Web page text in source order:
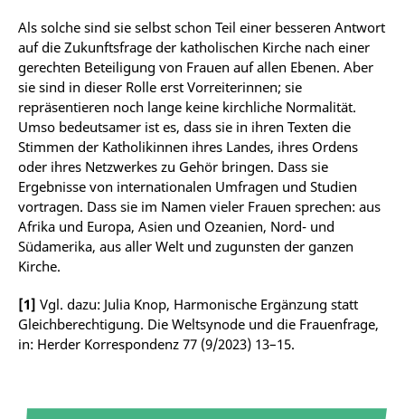
Als solche sind sie selbst schon Teil einer besseren Antwort
auf die Zukunftsfrage der katholischen Kirche nach einer
gerechten Beteiligung von Frauen auf allen Ebenen. Aber
sie sind in dieser Rolle erst Vorreiterinnen; sie
repräsentieren noch lange keine kirchliche Normalität.
Umso bedeutsamer ist es, dass sie in ihren Texten die
Stimmen der Katholikinnen ihres Landes, ihres Ordens
oder ihres Netzwerkes zu Gehör bringen. Dass sie
Ergebnisse von internationalen Umfragen und Studien
vortragen. Dass sie im Namen vieler Frauen sprechen: aus
Afrika und Europa, Asien und Ozeanien, Nord- und
Südamerika, aus aller Welt und zugunsten der ganzen
Kirche.
[1] Vgl. dazu: Julia Knop, Harmonische Ergänzung statt
Gleichberechtigung. Die Weltsynode und die Frauenfrage,
in: Herder Korrespondenz 77 (9/2023) 13–15.